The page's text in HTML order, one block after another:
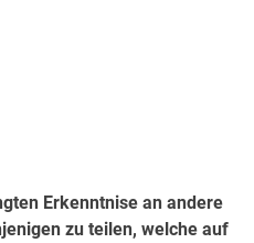
Erkenntnise an andere
zu teilen, welche auf